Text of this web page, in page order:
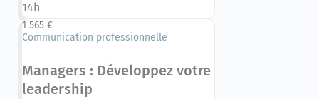
14h
1 565 €
Communication professionnelle
Managers : Développez votre
leadership